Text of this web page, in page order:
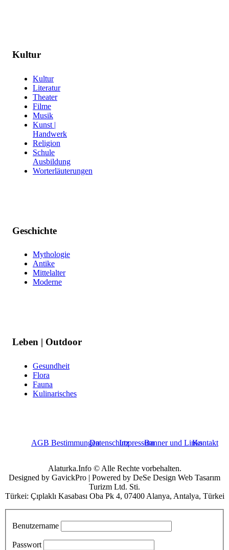
Kultur
Kultur
Literatur
Theater
Filme
Musik
Kunst |
Handwerk
Religion
Schule
Ausbildung
Worterläuterungen
Geschichte
Mythologie
Antike
Mittelalter
Moderne
Leben | Outdoor
Gesundheit
Flora
Fauna
Kulinarisches
AGB BestimmungenDatenschutzImpressumBanner und LinksKontakt
Alaturka.Info © Alle Rechte vorbehalten.
Designed by GavickPro | Powered by DeSe Design Web Tasarım
Turizm Ltd. Sti.
Türkei: Çıplaklı Kasabası Oba Pk 4, 07400 Alanya, Antalya, Türkei
Benutzername
Passwort